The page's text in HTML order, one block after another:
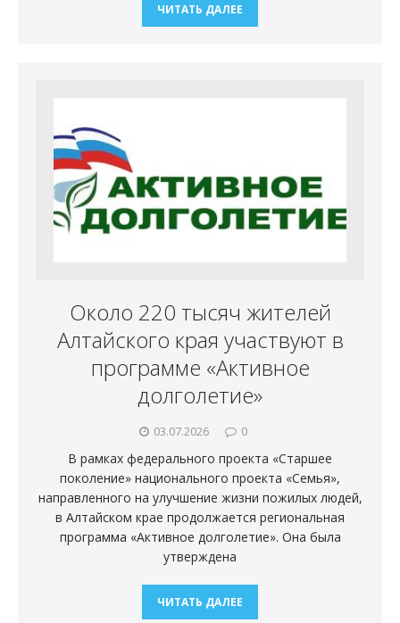
ЧИТАТЬ ДАЛЕЕ
Около 220 тысяч жителей
Алтайского края участвуют в
программе «Активное
долголетие»
03.07.2026 0
В рамках федерального проекта «Старшее
поколение» национального проекта «Семья»,
направленного на улучшение жизни пожилых людей,
в Алтайском крае продолжается региональная
программа «Активное долголетие». Она была
утверждена
ЧИТАТЬ ДАЛЕЕ